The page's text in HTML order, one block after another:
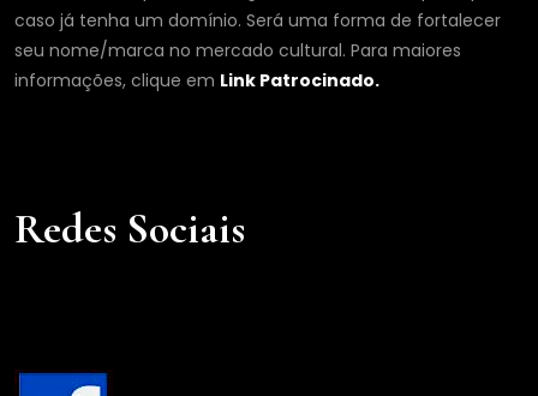
caso já tenha um domínio. Será uma forma de fortalecer
seu nome/marca no mercado cultural. Para maiores
informações, clique em Link Patrocinado.
Redes Sociais